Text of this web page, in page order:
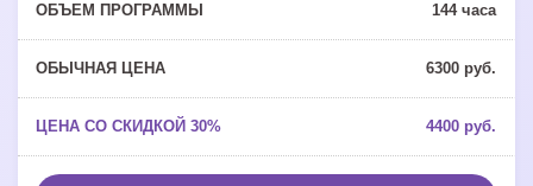
144 часа
6300 руб.
4400 руб.